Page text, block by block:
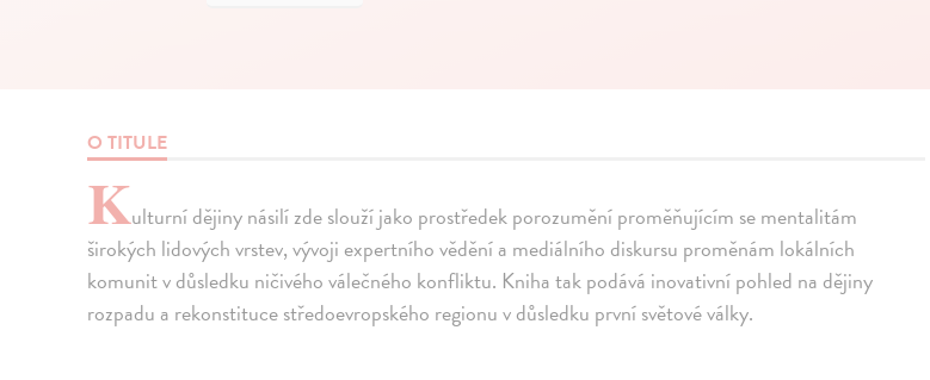
O TITULE
Kulturní dějiny násilí zde slouží jako prostředek porozumění proměňujícím se mentalitám
širokých lidových vrstev, vývoji expertního vědění a mediálního diskursu proměnám lokálních
komunit v důsledku ničivého válečného konfliktu. Kniha tak podává inovativní pohled na dějiny
rozpadu a rekonstituce středoevropského regionu v důsledku první světové války.